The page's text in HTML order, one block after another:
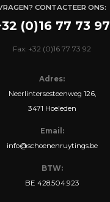
CONTACTEER ONS:
(0)16 77 73 97
Fax: +32 (0)16 77 73 92
Adres:
Neerlintersesteenweg 126,
3471 Hoeleden
Email:
info@schoenenruytings.be
BTW:
BE 428.504.923